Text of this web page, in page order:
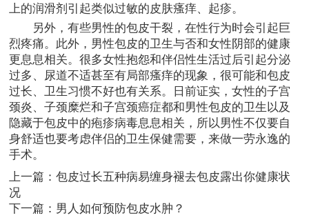
上的润滑剂引起类似过敏的皮肤瘙痒、起疹。
另外，有些男性的包皮干裂，在性行为时会引起巨
烈疼痛。此外，男性包皮的卫生与否和女性阴部的健康
更息息相关。很多女性抱怨和伴侣性生活过后引起分泌
过多、尿道不适甚至有局部瘙痒的现象，很可能和包皮
过长、卫生习惯不好也有关系。日前证实，女性的子宫
颈炎、子颈糜烂和子宫颈癌症都和男性包皮的卫生以及
隐藏于包皮中的疱疹病毒息息相关，所以男性不仅要自
身舒适也要考虑伴侣的卫生保健需要，来做一劳永逸的
手术。
上一篇：包皮过长五种病易缠身褪去包皮露出你健康状
况
下一篇： 男人如何预防包皮水肿？